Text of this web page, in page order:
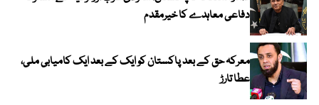
دفاعی معاہدے کا خیرمقدم
معرکہ حق کے بعد پاکستان کو ایک کے بعد ایک کامیابی ملی،
عطا تارڑ